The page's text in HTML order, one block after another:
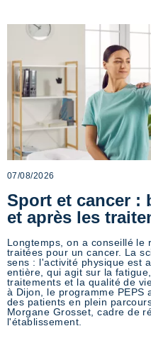
07/08/2026
Sport et cancer :
et après les
Longtemps, on a conseillé le
traitées pour un cancer. La
sens : l'activité physique est
entière, qui agit sur la
traitements et la qualité de
à Dijon, le programme PEPS
des patients en plein
Morgane Grosset, cadre de
l'établissement.